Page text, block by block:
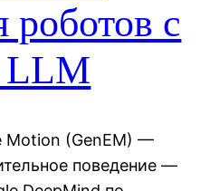
роботов с
Motion (GenEM) —
поведение —